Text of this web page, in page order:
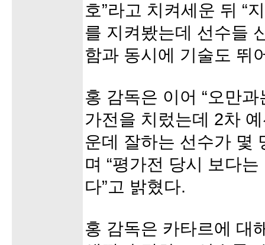
호”라고 치켜세운 뒤 “
를 지켜봤는데 선수들
함과 동시에 기술도 뛰
홍 감독은 이어 “오만
가전을 치렀는데 2차
운데 잘하는 선수가 몇
며 “평가전 당시 보다
다”고 밝혔다.
홍 감독은 카타르에 대